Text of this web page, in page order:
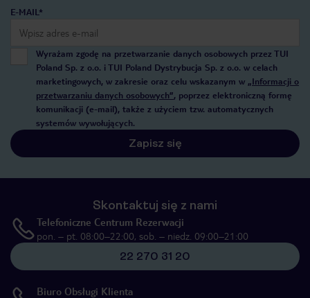
E-MAIL*
Wyrażam zgodę na przetwarzanie danych osobowych przez TUI
Poland Sp. z o.o. i TUI Poland Dystrybucja Sp. z o.o. w celach
marketingowych, w zakresie oraz celu wskazanym w „Informacji o
przetwarzaniu danych osobowych”, poprzez elektroniczną formę
komunikacji (e-mail), także z użyciem tzw. automatycznych
systemów wywołujących.
Zapisz się
Skontaktuj się z nami
Telefoniczne Centrum Rezerwacji
pon. – pt. 08:00–22:00, sob. – niedz. 09:00–21:00
22 270 31 20
Biuro Obsługi Klienta